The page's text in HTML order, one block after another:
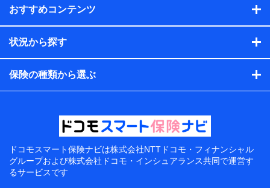
おすすめコンテンツ
状況から探す
保険の種類から選ぶ
ドコモスマート保険ナビは株式会社NTTドコモ・フィナンシャル
グループおよび株式会社ドコモ・インシュアランス共同で運営す
るサービスです